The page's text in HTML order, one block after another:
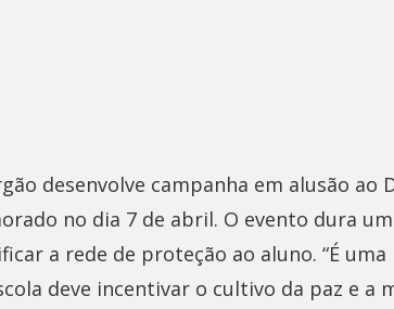
desenvolve campanha em alusão ao
no dia 7 de abril. O evento dura
a rede de proteção ao aluno. “É
deve incentivar o cultivo da paz e a